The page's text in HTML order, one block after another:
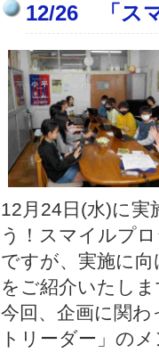
12/26 「ス
12月24日(水)に
う！スマイルプ
ですが、実施に
をご紹介いたし
今回、企画に関
トリーダー」の